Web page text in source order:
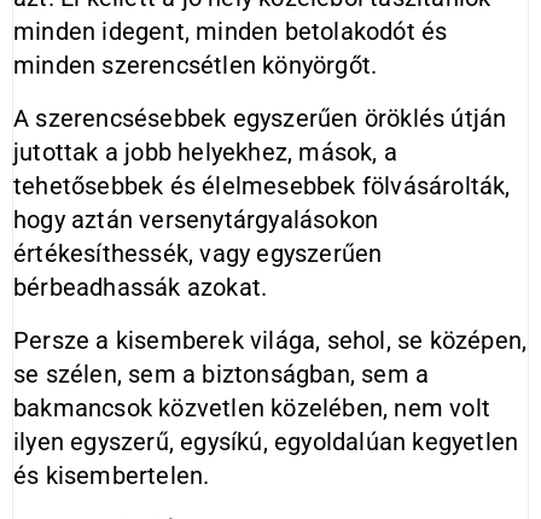
minden idegent, minden betolakodót és
minden szerencsétlen könyörgőt.
A szerencsésebbek egyszerűen öröklés útján
jutottak a jobb helyekhez, mások, a
tehetősebbek és élelmesebbek fölvásárolták,
hogy aztán versenytárgyalásokon
értékesíthessék, vagy egyszerűen
bérbeadhassák azokat.
Persze a kisemberek világa, sehol, se középen,
se szélen, sem a biztonságban, sem a
bakmancsok közvetlen közelében, nem volt
ilyen egyszerű, egysíkú, egyoldalúan kegyetlen
és kisembertelen.